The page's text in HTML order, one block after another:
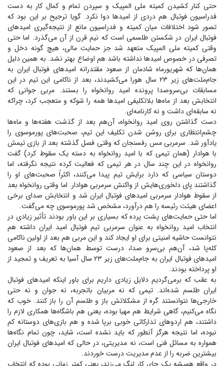
حتی کنار کشیدن کمیته ملی المپیک و سپردن تمام و کمال کار به دست
فدراسیون فوتبال هم دردی از امید‌ها دوا نکرد. گویا ترجیح بر این بود که
تصور شود اختلافات میان کمیته و فدراسیون مانع از نتیجه‌گیری امید‌های
فوتبال ایران در شکستن طلسمی است که نیم قرن از آن می‌گذرد. اما حتی
وقتی کمیته ملی المپیک متعهد شد جز حمایت مالی، هیچ گونه دخل و
تصرفی در خصوص امید‌ها نداشته باشد هم اوضاع بهتر نشد. به همین دلیل
همان‌ها که شهریورماه شادمان از صعود مقتدرانه امید‌های فوتبال ایران به
جام‌ملت‌های زیر ۲۳ سال هورا می‌کشیدند، بعد از ناکامی این تیم در این
مسابقات بی‌سروصدا پرونده امید روانخواه را بستند. مربی جوانی که
انتخابش بعد از ماه‌ها بلاتکلیفی امید‌ها همه را شوکه و متعجب کرد، چراکه
نه سابقه‌ای داشت و نه کارنامه‌ای.
دست گذاشتن روی امید روانخواه، آن‌هم بعد از گذشت هفته‌ها و ماه‌ها
چشم‌انتظاری برای روشن شدن تکلیف این تیم، صحبت‌های پورموسوی را
یادآور شد. سرمربی مس رفسنجان که وقتی فصل گذشته بعد از بازی تیمش
با هوادار (همان تیمی که با امید روانخواه به دسته یک سقوط کرد) گفت
روانخواه در این چند سال در هر تیمی که فعالیت کرده نتیجه نگرفته، اما
دوستان سیاسی که دارد برایش تیم پیدا می‌کنند، اکثراً صحبت‌های او را
گذاشتند پای دلخوری‌هایش از واکنش سرمربی هوادار. اما وقتی روانخواه بعد
از سقوط هوادار سرمربی امید‌های فوتبال ایران شد و انتخابش صدای برخی
اعضای هیئت رئیسه را هم درآورد، مشخص شد پورموسوی چه می‌گفت.
اما حتی حمایت‌های پشت پرده که بسیاری بر این باور بودند تأثیر زیادی در
انتخاب امید روانخواه به عنوان سرمربی تیم فوتبال امید ایران داشته هم
نتوانست حاشیه امنیتی برای او ایجاد کند و این مربی هم بعد از اولین ناکامی
کله‌پا شد، آن‌هم بی‌سرو صدا، درست توسط همان‌ها که بعد از صعود
امید‌های فوتبال ایران به جام‌ملت‌های زیر ۲۳ سال آسیا به تعریف و تمجید از
او پرداخته بودند.
به عقب که برمی‌گردیم دلایل زیادی داریم برای باور اینکه امید‌های فوتبال
ایران طلسم شده‌اند. تیمی که نه مربیان باتجربه، نه جوان و نه حتی
خارجی‌ها نتوانستند گره از مشکلاتش باز و طلسم آن را باز کنند. خوب که
نگاه می‌کنیم، گاهی شرایط هم مهیا بوده، یعنی هم باشگاه‌ها همکاری لازم را
داشتند، هم اردو‌های تدارکاتی خوبی برپا شده و هم بازی‌های دوستانه کم
نبوده، اما نتیجه هرگز آنطور که باید نشده است، شاید، چون تمام نگاه‌ها
همواره به مسائل فنی است، نه مدیریتی، در حالی که امید‌های فوتبال ایران
بیشترین ضربه را از عدم مدیریت درست خوردند.